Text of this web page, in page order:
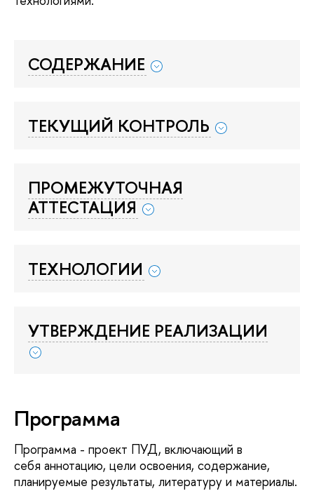
СОДЕРЖАНИЕ
ТЕКУЩИЙ КОНТРОЛЬ
ПРОМЕЖУТОЧНАЯ
АТТЕСТАЦИЯ
ТЕХНОЛОГИИ
УТВЕРЖДЕНИЕ РЕАЛИЗАЦИИ
Программа
Программа - проект ПУД, включающий в
себя аннотацию, цели освоения, содержание,
планируемые результаты, литературу и материалы.